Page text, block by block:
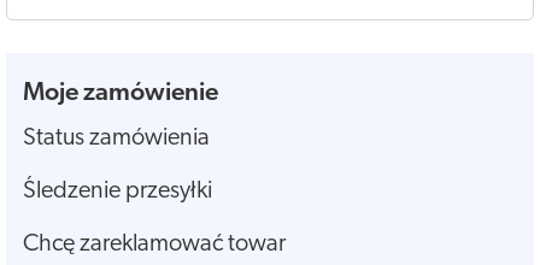
Moje zamówienie
Status zamówienia
Śledzenie przesyłki
Chcę zareklamować towar